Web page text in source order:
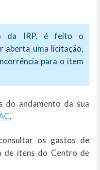
da IRP, é feito o
aberta uma licitação,
para o item
do andamento da sua
.
os gastos de
de itens do Centro de